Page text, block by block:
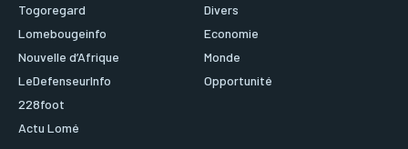
Togoregard
Lomebougeinfo
Nouvelle d’Afrique
LeDefenseurInfo
228foot
Actu Lomé
Divers
Economie
Monde
Opportunité